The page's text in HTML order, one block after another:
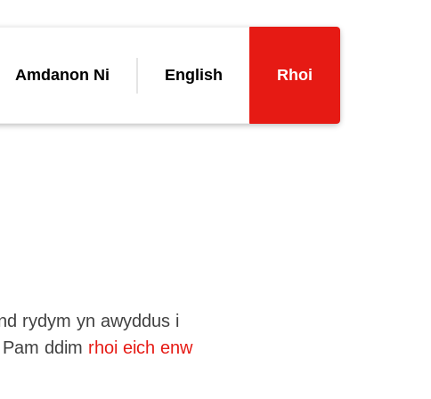
Amdanon Ni English Rhoi
rydym yn awyddus i
ddim rhoi eich enw